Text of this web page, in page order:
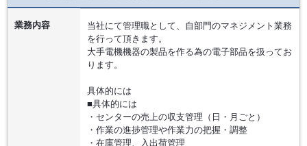
業務内容
当社にて管理職として、自部門のマネジメント業務
を行って頂きます。
大手電機機器の製品を作る為の電子部品を扱ってお
ります。
具体的には
■具体的には
・センターの売上の収支管理（日・月ごと）
・作業の進捗管理や作業力の把握・調整
・在庫管理、入出荷管理